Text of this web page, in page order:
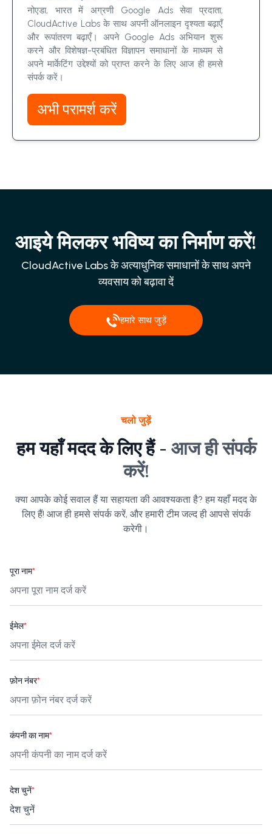
नोएडा, भारत में अग्रणी Google Ads सेवा प्रदाता,
CloudActive Labs के साथ अपनी ऑनलाइन दृश्यता बढ़ाएँ
और रूपांतरण बढ़ाएँ। अपने Google Ads अभियान शुरू
करने और विशेषज्ञ-प्रबंधित विज्ञापन समाधानों के माध्यम से
अपने मार्केटिंग उद्देश्यों को प्राप्त करने के लिए आज ही हमसे
संपर्क करें।
अभी परामर्श करें
आइये मिलकर भविष्य का निर्माण करें!
CloudActive Labs के अत्याधुनिक समाधानों के साथ अपने
व्यवसाय को बढ़ावा दें
हमारे साथ जुड़ें
चलो जुड़ें
हम यहाँ मदद के लिए हैं - आज ही संपर्क
करें!
क्या आपके कोई सवाल हैं या सहायता की आवश्यकता है? हम यहाँ मदद के
लिए हैं! आज ही हमसे संपर्क करें, और हमारी टीम जल्द ही आपसे संपर्क
करेगी।
पूरा नाम*
ईमेल*
फ़ोन नंबर*
कंपनी का नाम*
देश चुनें*